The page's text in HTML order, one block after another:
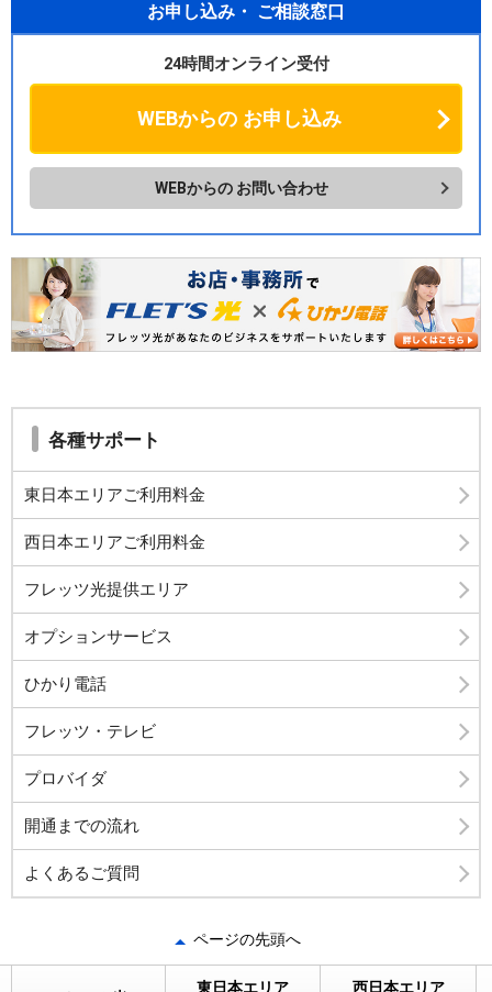
お申し込み・ ご相談窓口
24時間オンライン受付
WEBからのお申し込み
WEBからの お問い合わせ
各種サポート
東日本エリアご利用料金
西日本エリアご利用料金
フレッツ光提供エリア
オプションサービス
ひかり電話
フレッツ・テレビ
プロバイダ
開通までの流れ
よくあるご質問
ページの先頭へ
東日本エリア 西日本エリア